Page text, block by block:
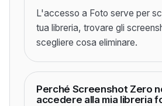
L'accesso a Foto serve per
tua libreria, trovare gli
scegliere cosa eliminare.
Perché Screenshot Zero
accedere alla mia libreria